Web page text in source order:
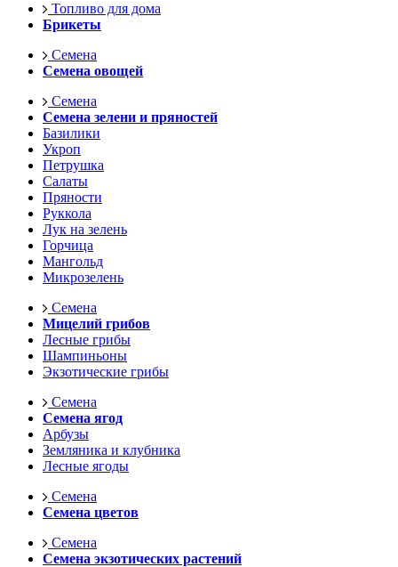
Топливо для дома
Брикеты
Семена
Семена овощей
Семена
Семена зелени и пряностей
Базилики
Укроп
Петрушка
Салаты
Пряности
Руккола
Лук на зелень
Горчица
Мангольд
Микрозелень
Семена
Мицелий грибов
Лесные грибы
Шампиньоны
Экзотические грибы
Семена
Семена ягод
Арбузы
Земляника и клубника
Лесные ягоды
Семена
Семена цветов
Семена
Семена экзотических растений